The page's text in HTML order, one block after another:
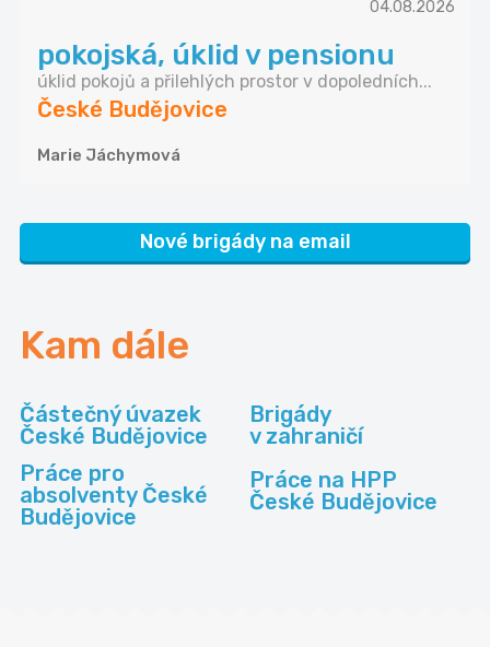
04.08.2026
pokojská, úklid v pensionu
úklid pokojů a přilehlých prostor v dopoledních...
České Budějovice
Marie Jáchymová
Nové brigády na email
Kam dále
Částečný úvazek
České Budějovice
Brigády
v zahraničí
Práce pro
absolventy České
Budějovice
Práce na HPP
České Budějovice